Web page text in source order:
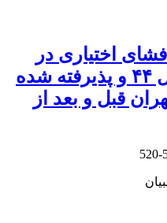
اختیاری در
شرکت‌های مشمول اصل ۴۴ و پذیرفته‎ شده
قبل و بعد از